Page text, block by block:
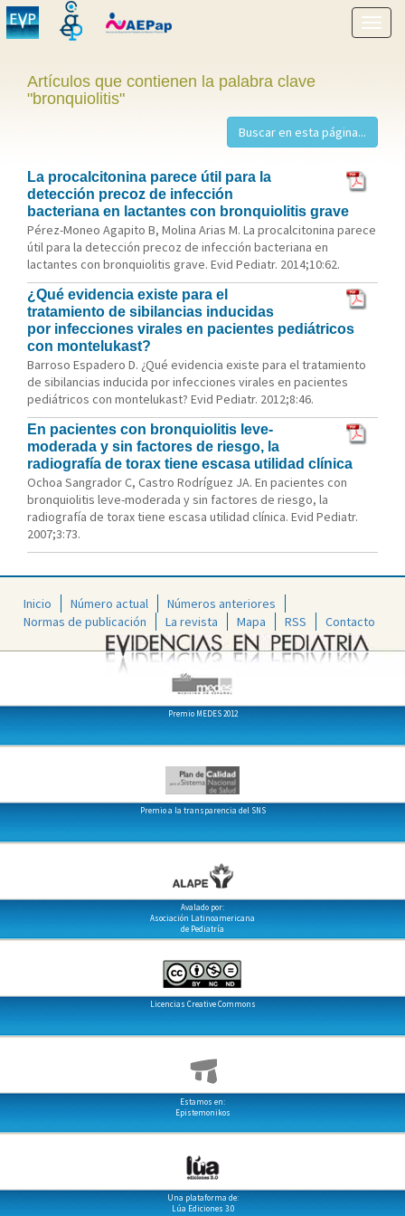
menú
Artículos que contienen la palabra clave
"bronquiolitis"
La procalcitonina parece útil para la
detección precoz de infección
bacteriana en lactantes con bronquiolitis grave
Pérez-Moneo Agapito B, Molina Arias M. La procalcitonina parece
útil para la detección precoz de infección bacteriana en
lactantes con bronquiolitis grave. Evid Pediatr. 2014;10:62.
¿Qué evidencia existe para el
tratamiento de sibilancias inducidas
por infecciones virales en pacientes pediátricos
con montelukast?
Barroso Espadero D. ¿Qué evidencia existe para el tratamiento
de sibilancias inducida por infecciones virales en pacientes
pediátricos con montelukast? Evid Pediatr. 2012;8:46.
En pacientes con bronquiolitis leve-
moderada y sin factores de riesgo, la
radiografía de torax tiene escasa utilidad clínica
Ochoa Sangrador C, Castro Rodríguez JA. En pacientes con
bronquiolitis leve-moderada y sin factores de riesgo, la
radiografía de torax tiene escasa utilidad clínica. Evid Pediatr.
2007;3:73.
Inicio Número actual
Números anteriores
Normas de publicación
La revista Mapa RSS Contacto
Premio MEDES 2012
Premio a la transparencia del SNS
Avalado por:
Asociación Latinoamericana
de Pediatría
Licencias Creative Commons
Estamos en:
Epistemonikos
Una plataforma de:
Lúa Ediciones 3.0